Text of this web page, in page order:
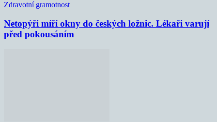
Zdravotní gramotnost
Netopýři míří okny do českých ložnic. Lékaři varují
před pokousáním